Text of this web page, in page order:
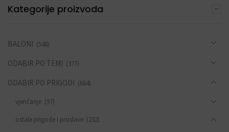
Kategorije proizvoda
BALONI (548)
ODABIR PO TEMI (377)
ODABIR PO PRIGODI (684)
vjenčanje (97)
ostale prigode i proslave (232)